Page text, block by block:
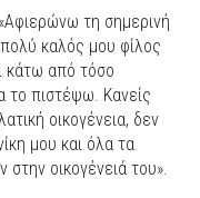
τη σημερινή
καλός μου φίλος
κάτω από τόσο
το πιστέψω. Κανείς
οικογένεια, δεν
μου και όλα τα
οικογένειά του».